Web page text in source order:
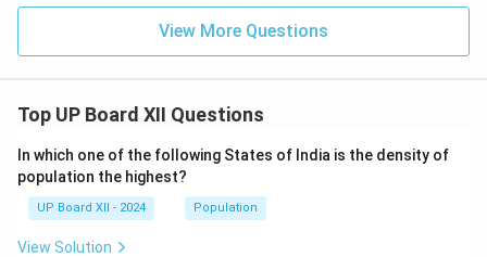
View More Questions
Top UP Board XII Questions
In which one of the following States of India is the density of
population the highest?
UP Board XII - 2024 Population
View Solution